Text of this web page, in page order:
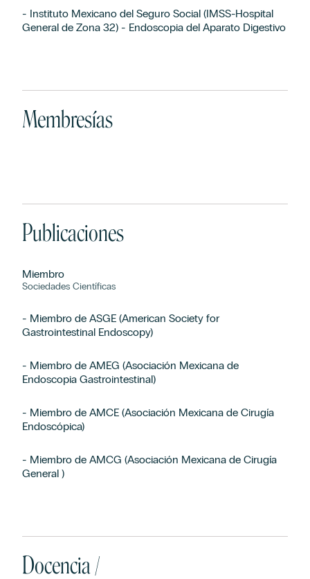
- Instituto Mexicano del Seguro Social (IMSS-Hospital
General de Zona 32) - Endoscopia del Aparato Digestivo
Membresías
Publicaciones
Miembro
Sociedades Científicas
- Miembro de ASGE (American Society for
Gastrointestinal Endoscopy)
- Miembro de AMEG (Asociación Mexicana de
Endoscopia Gastrointestinal)
- Miembro de AMCE (Asociación Mexicana de Cirugía
Endoscópica)
- Miembro de AMCG (Asociación Mexicana de Cirugía
General )
Docencia /